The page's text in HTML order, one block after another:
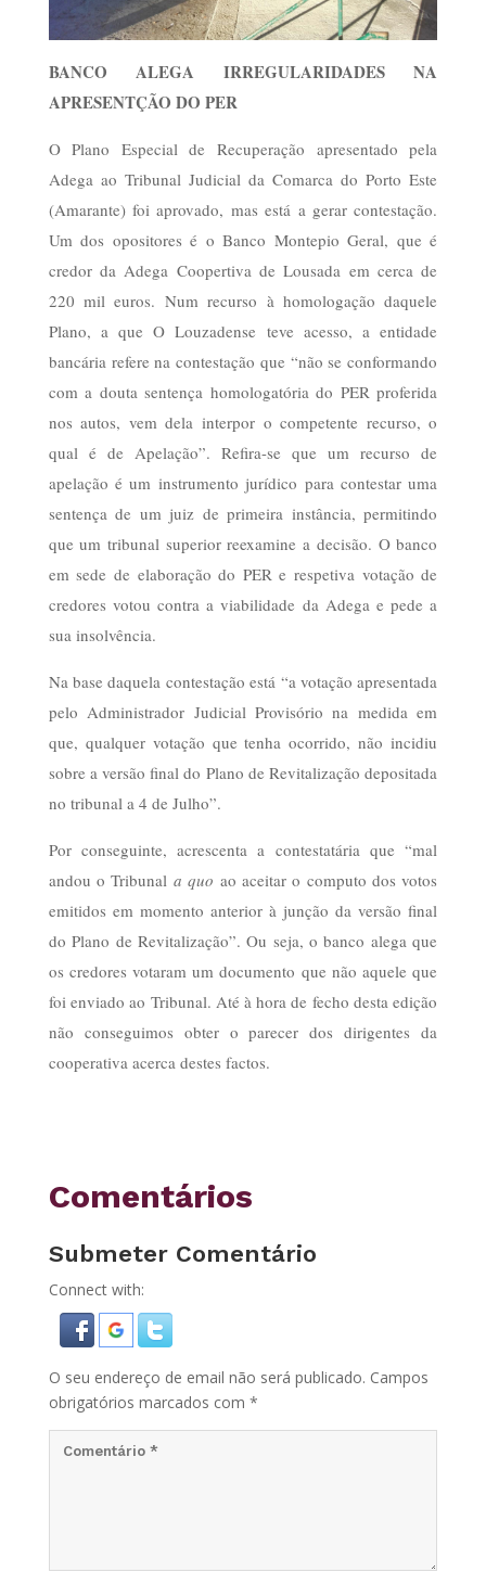
BANCO ALEGA IRREGULARIDADES
NA
APRESENTÇÃO DO PER
O Plano Especial de Recuperação apresentado pela
Adega ao Tribunal Judicial da Comarca do Porto Este
(Amarante) foi aprovado, mas está a gerar contestação.
Um dos opositores é o Banco Montepio Geral, que é
credor da Adega Coopertiva de Lousada em cerca de
220 mil euros. Num recurso à homologação daquele
Plano, a que O Louzadense teve acesso, a entidade
bancária refere na contestação que “não se conformando
com a douta sentença homologatória do PER proferida
nos autos, vem dela interpor o competente recurso, o
qual é de Apelação”. Refira-se que um recurso de
apelação é um instrumento jurídico para contestar uma
sentença de um juiz de primeira instância, permitindo
que um tribunal superior reexamine a decisão. O banco
em sede de elaboração do PER e respetiva votação de
credores votou contra a viabilidade da Adega e pede a
sua insolvência.
Na base daquela contestação está “a votação apresentada
pelo Administrador Judicial Provisório na medida em
que, qualquer votação que tenha ocorrido, não incidiu
sobre a versão final do Plano de Revitalização depositada
no tribunal a 4 de Julho”.
Por conseguinte, acrescenta a contestatária que “mal
andou o Tribunal a quo ao aceitar o computo dos votos
emitidos em momento anterior à junção da versão final
do Plano de Revitalização”. Ou seja, o banco alega que
os credores votaram um documento que não aquele que
foi enviado ao Tribunal. Até à hora de fecho desta edição
não conseguimos obter o parecer dos dirigentes da
cooperativa acerca destes factos.
Comentários
Submeter Comentário
Connect with:
O seu endereço de email não será publicado. Campos
obrigatórios marcados com *